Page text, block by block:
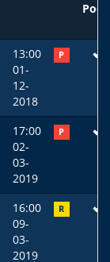
13:00
01-
12-
2018
P
17:00
02-
03-
2019
P
16:00
09-
03-
2019
R